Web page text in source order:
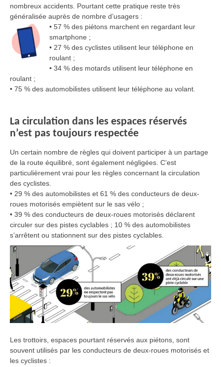
nombreux accidents. Pourtant cette pratique reste très
généralisée auprès de nombre d’usagers :
• 57 % des piétons marchent en regardant leur
smartphone ;
• 27 % des cyclistes utilisent leur téléphone en
roulant ;
• 34 % des motards utilisent leur téléphone en
roulant ;
• 75 % des automobilistes utilisent leur téléphone au volant.
La circulation dans les espaces réservés
n’est pas toujours respectée
Un certain nombre de règles qui doivent participer à un partage
de la route équilibré, sont également négligées. C’est
particulièrement vrai pour les règles concernant la circulation
des cyclistes.
• 29 % des automobilistes et 61 % des conducteurs de deux-
roues motorisés empiètent sur le sas vélo ;
• 39 % des conducteurs de deux-roues motorisés déclarent
circuler sur des pistes cyclables ; 10 % des automobilistes
s’arrêtent ou stationnent sur des pistes cyclables.
Les trottoirs, espaces pourtant réservés aux piétons, sont
souvent utilisés par les conducteurs de deux-roues motorisés et
les cyclistes :